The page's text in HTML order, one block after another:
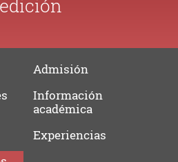
Admisión
Información
académica
Experiencias